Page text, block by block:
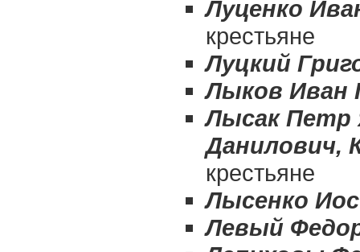
Луценко
крестьяне
Луцкий
Лыков Иван
Лысак Петр
Данилович,
крестьяне
Лысенко
Левый